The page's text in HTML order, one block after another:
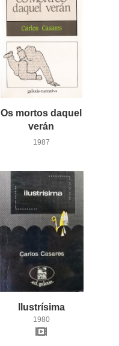
Os mortos daquel
verán
1987
Ilustrísima
1980